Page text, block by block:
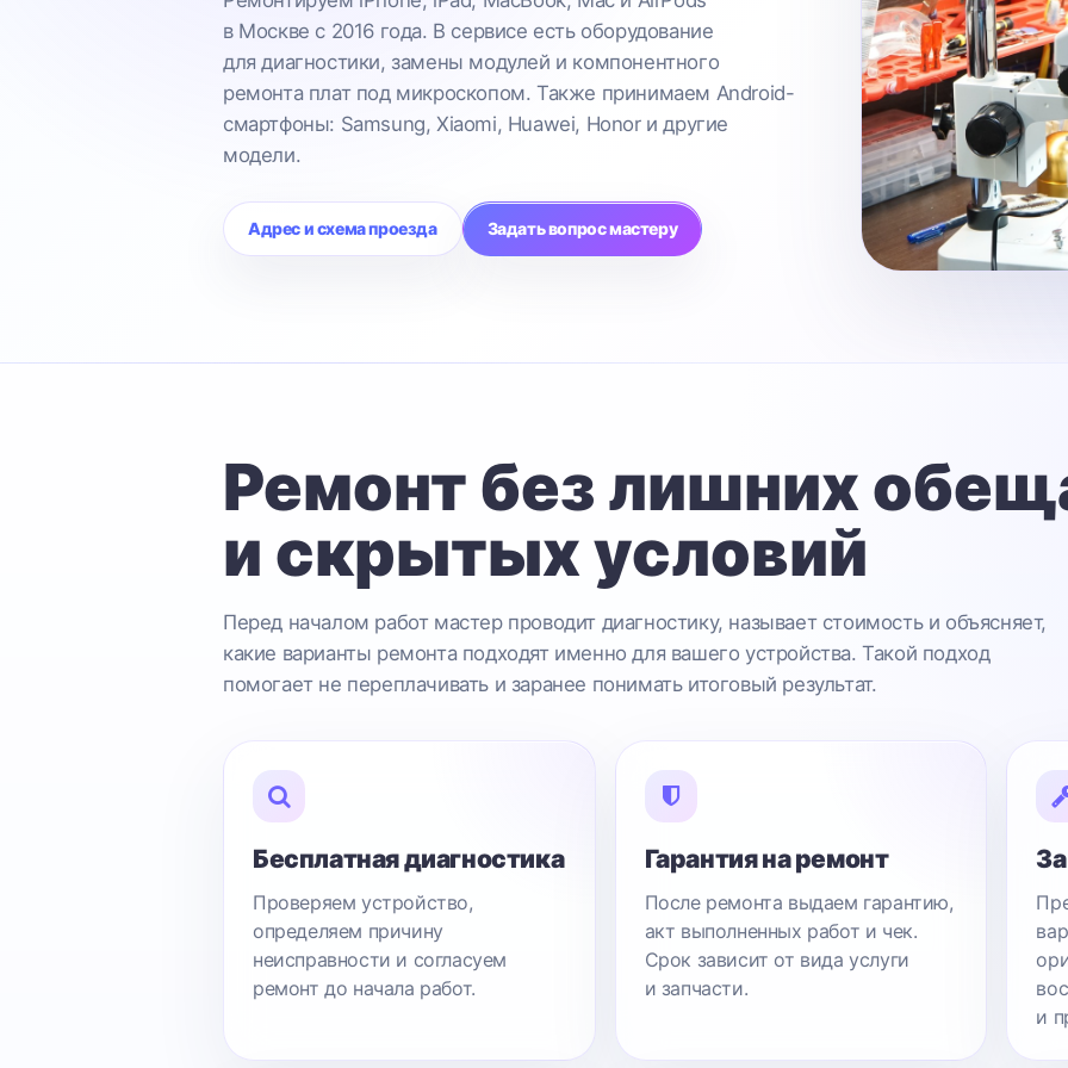
в Москве с 2016 года. В сервисе есть оборудование
для диагностики, замены модулей и компонентного
ремонта плат под микроскопом. Также принимаем Android-
смартфоны: Samsung, Xiaomi, Huawei, Honor и другие
модели.
Адрес и схема проезда Задать вопрос мастеру
Ремонт без лишних
и скрытых условий
Перед началом работ мастер проводит диагностику, называет стоимость и объясняет,
какие варианты ремонта подходят именно для вашего устройства. Такой подход
помогает не переплачивать и заранее понимать итоговый результат.
Бесплатная диагностика
Проверяем устройство,
определяем причину
неисправности и согласуем
ремонт до начала работ.
Гарантия на ремонт
После ремонта выдаем гарантию,
акт выполненных работ и чек.
Срок зависит от вида услуги
и запчасти.
и